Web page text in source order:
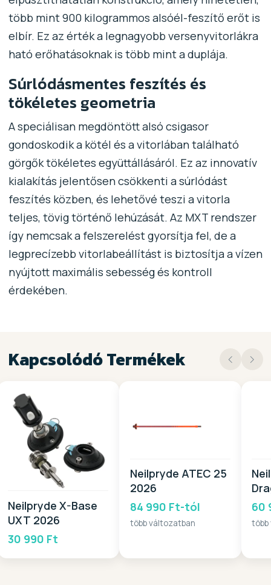
több mint 900 kilogrammos alsóél-feszítő erőt is
elbír. Ez az érték a legnagyobb versenyvitorlákra
ható erőhatásoknak is több mint a duplája.
Súrlódásmentes feszítés és
tökéletes geometria
A speciálisan megdöntött alsó csigasor
gondoskodik a kötél és a vitorlában található
görgők tökéletes együttállásáról. Ez az innovatív
kialakítás jelentősen csökkenti a súrlódást
feszítés közben, és lehetővé teszi a vitorla
teljes, tövig történő lehúzását. Az MXT rendszer
így nemcsak a felszerelést gyorsítja fel, de a
legprecízebb vitorlabeállítást is biztosítja a vízen
nyújtott maximális sebesség és kontroll
érdekében.
Kapcsolódó Termékek
Neilpryde X-Base
UXT 2026
30 990 Ft
Neilpryde ATEC 25
2026
84 990 Ft-tól
több változatban
60